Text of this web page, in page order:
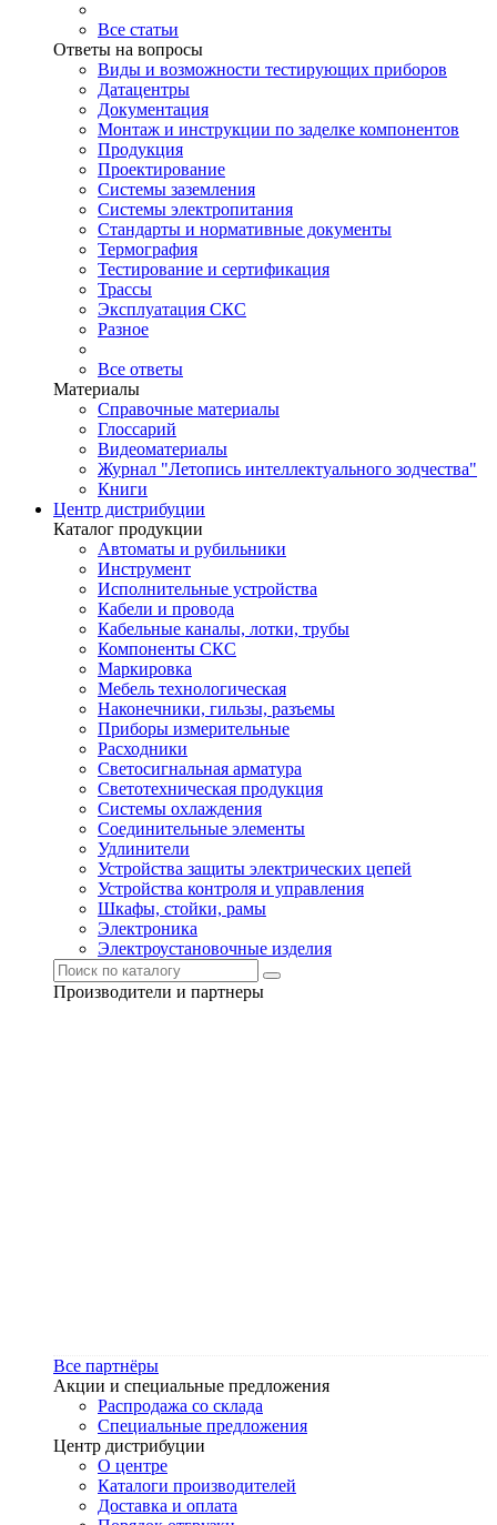
Все статьи
Ответы на вопросы
Виды и возможности тестирующих приборов
Датацентры
Документация
Монтаж и инструкции по заделке компонентов
Продукция
Проектирование
Системы заземления
Системы электропитания
Стандарты и нормативные документы
Термография
Тестирование и сертификация
Трассы
Эксплуатация СКС
Разное
Все ответы
Материалы
Справочные материалы
Глоссарий
Видеоматериалы
Журнал "Летопись интеллектуального зодчества"
Книги
Центр дистрибуции
Каталог продукции
Автоматы и рубильники
Инструмент
Исполнительные устройства
Кабели и провода
Кабельные каналы, лотки, трубы
Компоненты СКС
Маркировка
Мебель технологическая
Наконечники, гильзы, разъемы
Приборы измерительные
Расходники
Светосигнальная арматура
Светотехническая продукция
Системы охлаждения
Соединительные элементы
Удлинители
Устройства защиты электрических цепей
Устройства контроля и управления
Шкафы, стойки, рамы
Электроника
Электроустановочные изделия
Производители и партнеры
Все партнёры
Акции и специальные предложения
Распродажа со склада
Специальные предложения
Центр дистрибуции
О центре
Каталоги производителей
Доставка и оплата